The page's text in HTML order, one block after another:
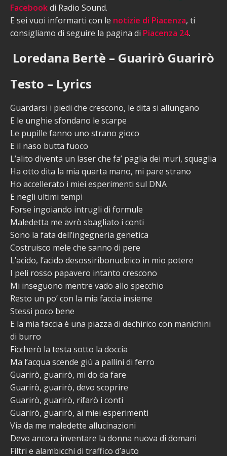
Facebookdi Radio Sound.
E sei vuoi informarti con le notizie di Piacenza, ti
consigliamo di seguire la pagina di Piacenza 24.
Loredana Bertè – Guarirò Guarirò
Testo – Lyrics
Guardarsi i piedi che crescono, le dita si allungano
E le unghie sfondano le scarpe
Le pupille fanno uno strano gioco
E il naso butta fuoco
L’alito diventa un laser che fa’ paglia dei muri, squaglia
Ha otto dita la mia quarta mano, mi pare strano
Ho accellerato i miei esperimenti sul DNA
E negli ultimi tempi
Forse ingoiando intrugli di formule
Maledetta me avrò sbagliato i conti
Sono la fata dell’ingegneria genetica
Costruisco mele che sanno di pere
L’acido, l’acido desossiribonucleico in mio potere
I peli rosso papavero intanto crescono
Mi inseguono mentre vado allo specchio
Resto un po’ con la mia faccia insieme
Stessi poco bene
E la mia faccia è una piazza di dechirico con manichini
di burro
Ficcherò la testa sotto la doccia
Ma l’acqua scende giù a pallini di ferro
Guarirò, guarirò, mi do da fare
Guarirò, guarirò, devo scoprire
Guarirò, guarirò, rifarò i conti
Guarirò, guarirò, ai miei esperimenti
Via da me maledette allucinazioni
Devo ancora inventare la donna nuova di domani
Filtri e alambicchi di traffico d’auto